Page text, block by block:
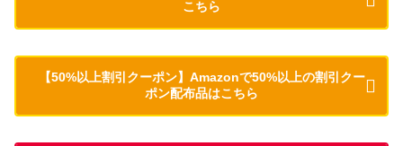
こちら
【50%以上割引クーポン】Amazonで50%以上の割引クー
ポン配布品はこちら